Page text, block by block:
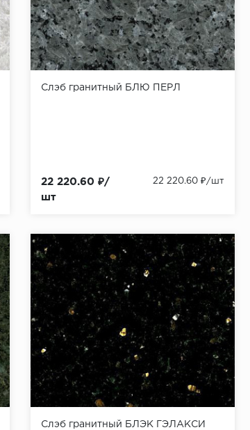
Слэб гранитный БЛЮ ПЕРЛ
22 220.60 ₽/
шт
22 220.60 ₽/шт
Слэб гранитный БЛЭК ГЭЛАКСИ